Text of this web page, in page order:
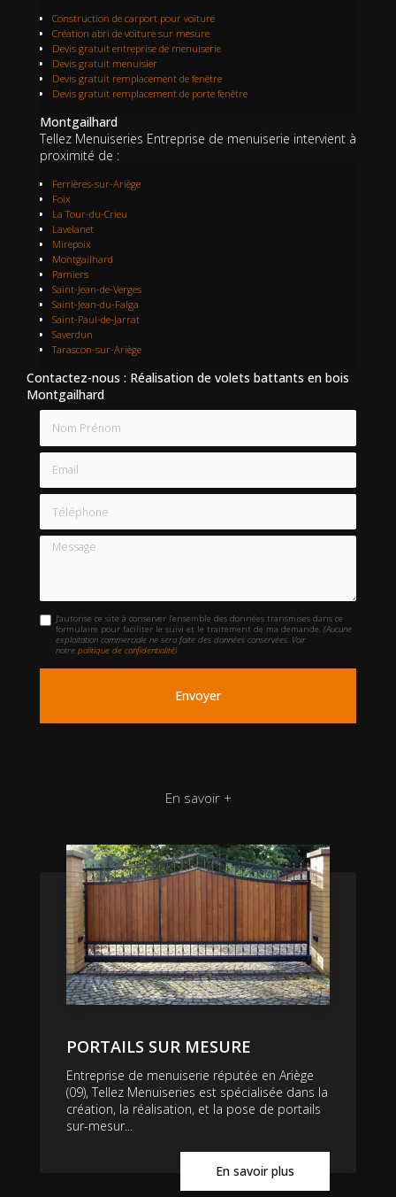
Construction de carport pour voiture
Création abri de voiture sur mesure
Devis gratuit entreprise de menuiserie
Devis gratuit menuisier
Devis gratuit remplacement de fenêtre
Devis gratuit remplacement de porte fenêtre
Montgailhard
Tellez Menuiseries Entreprise de menuiserie intervient à
proximité de :
Ferrières-sur-Ariège
Foix
La Tour-du-Crieu
Lavelanet
Mirepoix
Montgailhard
Pamiers
Saint-Jean-de-Verges
Saint-Jean-du-Falga
Saint-Paul-de-Jarrat
Saverdun
Tarascon-sur-Ariège
Contactez-nous : Réalisation de volets battants en bois
Montgailhard
Email
Téléphone
Message
J'autorise ce site à conserver l'ensemble des données transmises dans ce
formulaire pour faciliter le suivi et le traitement de ma demande.(Aucune
exploitation commerciale ne sera faite des données conservées. Voir
notrepolitique de confidentialité)
En savoir +
PORTAILS SUR MESURE
Entreprise de menuiserie réputée en Ariège
(09), Tellez Menuiseries est spécialisée dans la
création, la réalisation, et la pose de portails
sur-mesur...
En savoir plus